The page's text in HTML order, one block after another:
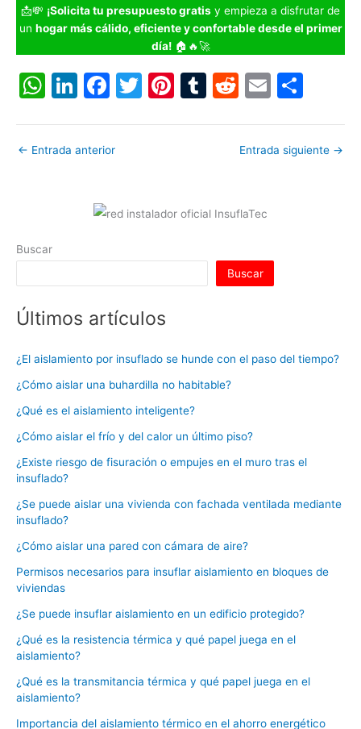
📩💸 ¡Solicita tu presupuesto gratis y empieza a disfrutar de
un hogar más cálido, eficiente y confortable desde el primer
día!🏠🔥🚀
W
s
p
Li
e
F
e
o
k
T
Pi T
R
di
E
l
p
← Entrada anterior Entrada siguiente →
Buscar
Buscar
Últimos artículos
¿El aislamiento por insuflado se hunde con el paso del tiempo?
¿Cómo aislar una buhardilla no habitable?
¿Qué es el aislamiento inteligente?
¿Cómo aislar el frío y del calor un último piso?
¿Existe riesgo de fisuración o empujes en el muro tras el
insuflado?
¿Se puede aislar una vivienda con fachada ventilada mediante
insuflado?
¿Cómo aislar una pared con cámara de aire?
Permisos necesarios para insuflar aislamiento en bloques de
viviendas
¿Se puede insuflar aislamiento en un edificio protegido?
¿Qué es la resistencia térmica y qué papel juega en el
aislamiento?
¿Qué es la transmitancia térmica y qué papel juega en el
aislamiento?
Importancia del aislamiento térmico en el ahorro energético